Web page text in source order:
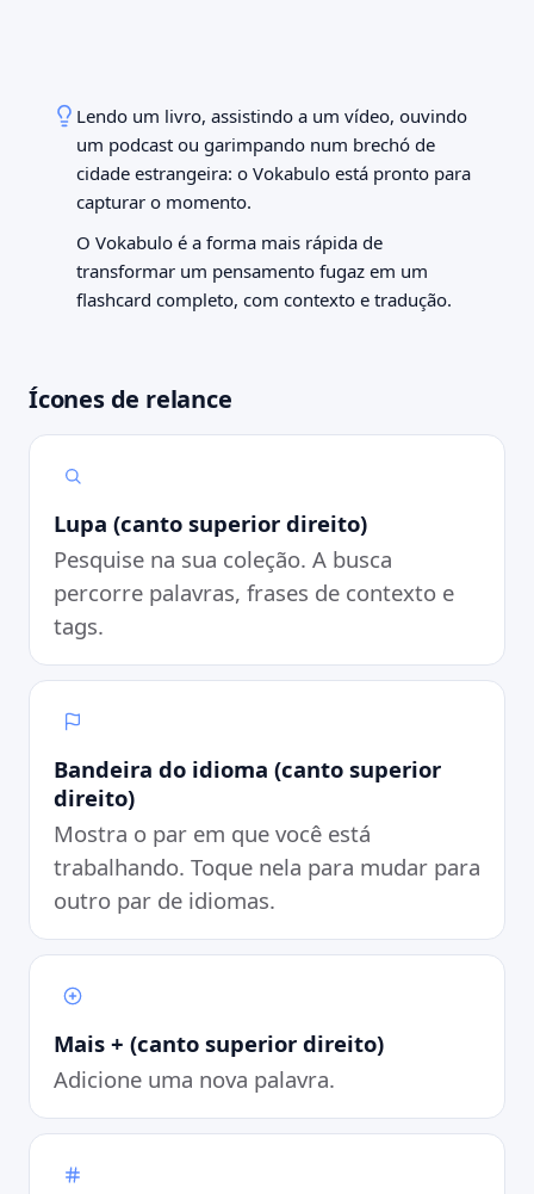
2.041 palavras
the rent
o aluguel
The rent is due on the
cinco.
Dia a dia
the receipt
o comprovante
Keep the receipt of the
pagamento.
Dia a dia
to schedule
Preciso agendar um
horário.
Dia a dia
the neighbourhood
Lendo um livro, assistindo a um vídeo, ouvindo
um podcast ou garimpando num brechó de
cidade estrangeira: o Vokabulo está pronto para
capturar o momento.
O Vokabulo é a forma mais rápida de
transformar um pensamento fugaz em um
flashcard completo, com contexto e tradução.
Ícones de relance
Lupa (canto superior direito)
Pesquise na sua coleção. A busca
percorre palavras, frases de contexto e
tags.
Bandeira do idioma (canto superior
direito)
Mostra o par em que você está
trabalhando. Toque nela para mudar para
outro par de idiomas.
Mais + (canto superior direito)
Adicione uma nova palavra.